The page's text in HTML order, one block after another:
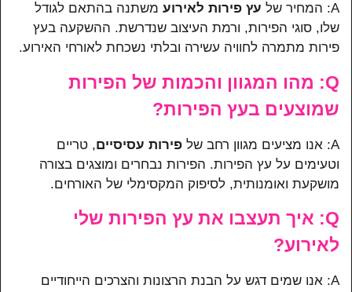
A: המחיר של עץ פירות לאירוע משתנה בהתאם לגודל
שלו, סוגי הפירות, ורמת העיצוב שנדרשת. ההשקעה בעץ
פירות מתמרה לחוויה עשירה ובלתי נשכחת לאורחי האירוע.
Q: מהו המגוון והכמות של הפירות
שמוצעים בעץ הפירות?
A: אנו מציעים מגוון רחב של פירות עסיסיים, טריים
וטעימים על עץ הפירות. הפירות נבחרים ומוצגים בצורה
מושקעת ואומנותית, לסיפוק המקסימלי של האורחים.
Q: איך תעצבו את עץ הפירות שלי
לאירוע?
A: אנו שמים דגש על הבנת הרצונות והצרכים הייחודיים